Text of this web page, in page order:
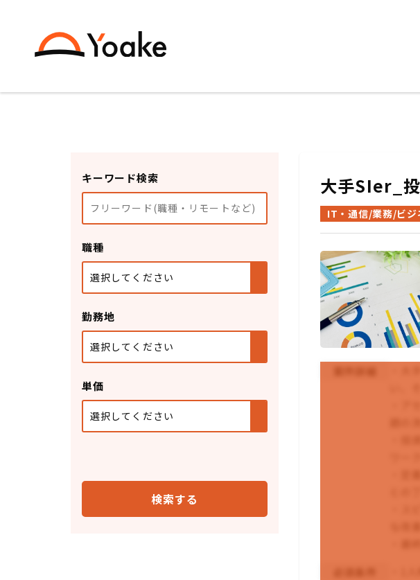
キーワード検索
職種
選択してください
勤務地
選択してください
単価
選択してください
大手SIer_
IT・通信/業務/ビジ
と
・
・
・1